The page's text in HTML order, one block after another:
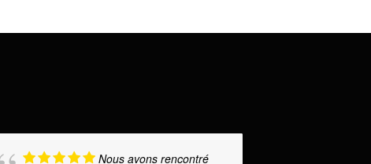
Nous avons rencontré